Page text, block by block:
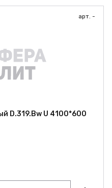
арт. -
D.319.Bw U 4100*600